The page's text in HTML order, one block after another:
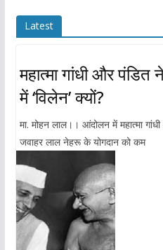
Latest
महात्मा गांधी और
में ‘विलेन’ क्यों?
मा. मोहन लाल।। आंदोलन में महात्मा
जवाहर लाल नेहरू के योगदान को कम